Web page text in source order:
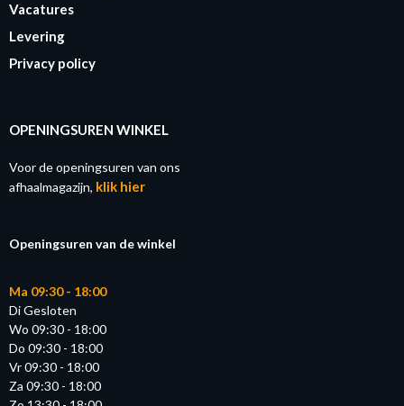
Vacatures
Levering
Privacy policy
OPENINGSUREN WINKEL
Voor de openingsuren van ons
afhaalmagazijn, klik hier
Openingsuren van de winkel
Ma 09:30 - 18:00
Di Gesloten
Wo 09:30 - 18:00
Do 09:30 - 18:00
Vr 09:30 - 18:00
Za 09:30 - 18:00